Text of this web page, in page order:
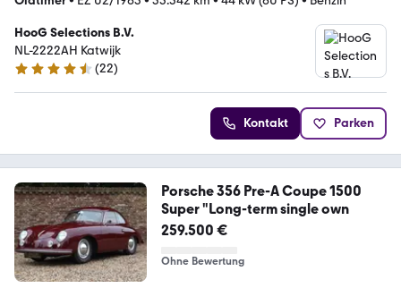
HooG Selections B.V.
NL-2222AH Katwijk
4.3 Sterne
(22)
Kontakt Parken
Porsche 356 Pre-A Coupe 1500
Super "Long-term single own
259.500 €
Ohne Bewertung